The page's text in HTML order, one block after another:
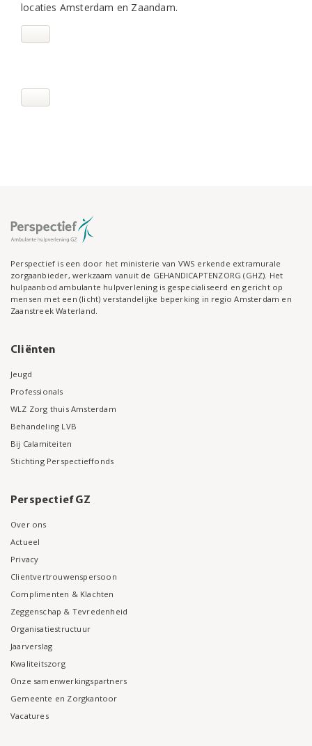
locaties Amsterdam en Zaandam.
Perspectief is een door het ministerie van VWS erkende extramurale
zorgaanbieder, werkzaam vanuit de GEHANDICAPTENZORG (GHZ). Het
hulpaanbod ambulante hulpverlening is gespecialiseerd en gericht op
mensen met een (licht) verstandelijke beperking in regio Amsterdam en
Zaanstreek Waterland.
Cliënten
Jeugd
Professionals
WLZ Zorg thuis Amsterdam
Behandeling LVB
Bij Calamiteiten
Stichting Perspectieffonds
Perspectief GZ
Over ons
Actueel
Privacy
Clientvertrouwenspersoon
Complimenten & Klachten
Zeggenschap & Tevredenheid
Organisatiestructuur
Jaarverslag
Kwaliteitszorg
Onze samenwerkingspartners
Gemeente en Zorgkantoor
Vacatures